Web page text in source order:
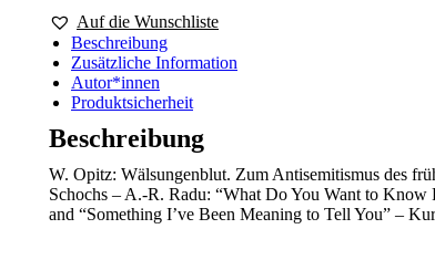
Unterricht.
Serial
Narratives.
LWU
XLVIII
4
/
2015.
–
Matthias
Auf die Wunschliste
Beschreibung
Zusätzliche Information
Autor*innen
Produktsicherheit
Beschreibung
W. Opitz: Wälsungenblut. Zum Antisemitismus des
Schochs – A.-R. Radu: “What Do You Want to
and “Something I’ve Been Meaning to Tell You” –